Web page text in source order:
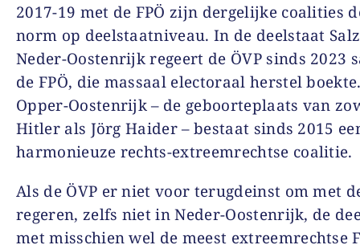
2017-19 met de FPÖ zijn dergelijke coalities
norm op deelstaatniveau. In de deelstaat
Neder-Oostenrijk regeert de ÖVP sinds 2023
de FPÖ, die massaal electoraal herstel
Opper-Oostenrijk – de geboorteplaats van
Hitler als Jörg Haider – bestaat sinds 2015
harmonieuze rechts-extreemrechtse coalitie.
Als de ÖVP er niet voor terugdeinst om met
regeren, zelfs niet in Neder-Oostenrijk, de
met misschien wel de meest extreemrechtse